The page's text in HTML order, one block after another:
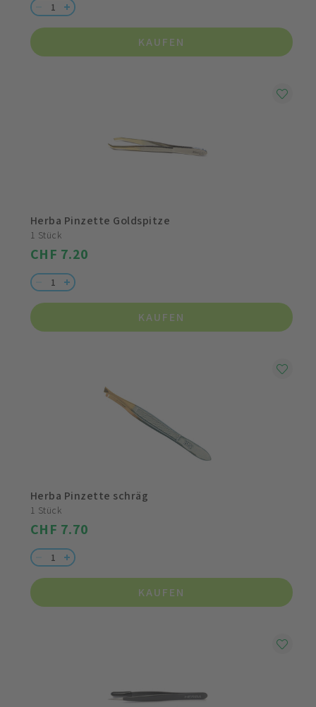
KAUFEN
Herba Pinzette Goldspitze
1 Stück
CHF 7.20
KAUFEN
Herba Pinzette schräg
1 Stück
CHF 7.70
KAUFEN